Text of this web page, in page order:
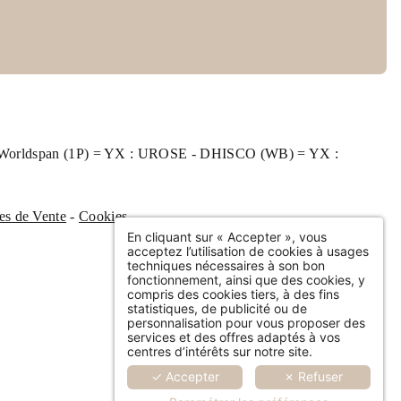
votre droite au pied du pont Guillaume le
(1P) = YX : UROSE - DHISCO (WB) = YX :
de Vente -Cookies
En cliquant sur « Accepter », vous
acceptez l’utilisation de cookies à usages
techniques nécessaires à son bon
fonctionnement, ainsi que des cookies, y
compris des cookies tiers, à des fins
statistiques, de publicité ou de
personnalisation pour vous proposer des
services et des offres adaptés à vos
centres d’intérêts sur notre site.
✓ Accepter
✗ Refuser